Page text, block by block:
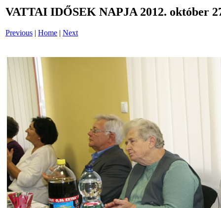
VATTAI IDŐSEK NAPJA 2012. október
Previous | Home | Next